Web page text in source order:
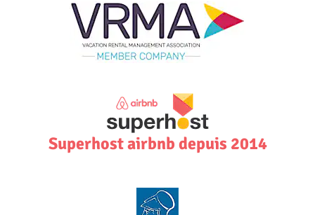
Superhost airbnb depuis 2014